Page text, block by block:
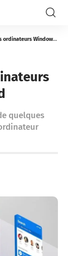
Windows 10 dans le cloud
quelques